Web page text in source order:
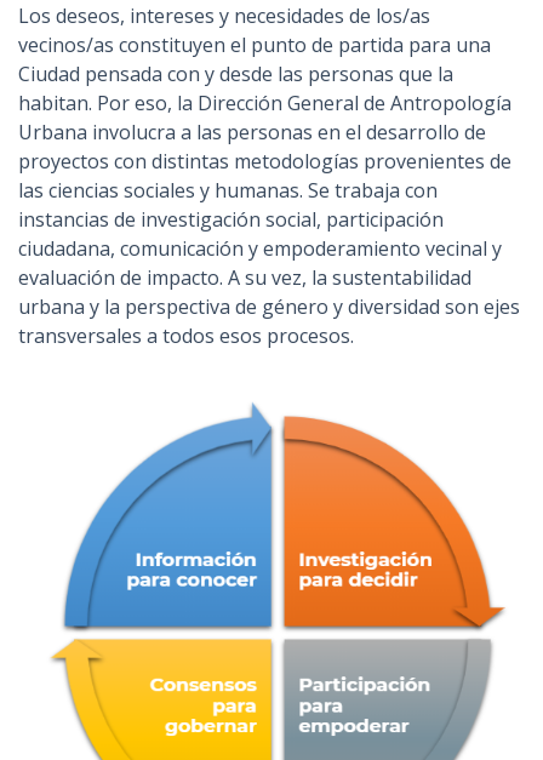
Los deseos, intereses y necesidades de los/as
vecinos/as constituyen el punto de partida para una
Ciudad pensada con y desde las personas que la
habitan. Por eso, la Dirección General de Antropología
Urbana involucra a las personas en el desarrollo de
proyectos con distintas metodologías provenientes de
las ciencias sociales y humanas. Se trabaja con
instancias de investigación social, participación
ciudadana, comunicación y empoderamiento vecinal y
evaluación de impacto. A su vez, la sustentabilidad
urbana y la perspectiva de género y diversidad son ejes
transversales a todos esos procesos.